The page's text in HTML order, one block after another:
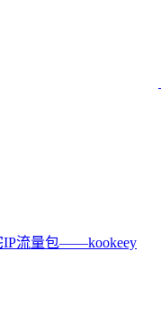
IP流量包——kookeey